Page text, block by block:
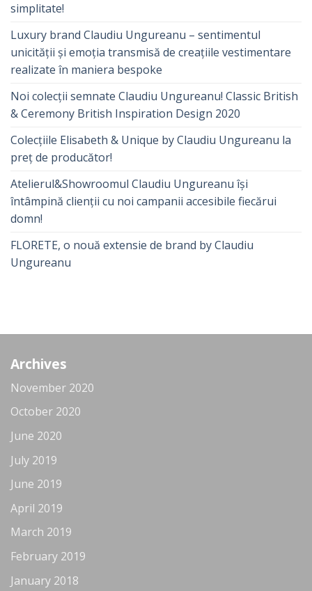
simplitate!
Luxury brand Claudiu Ungureanu – sentimentul
unicității și emoția transmisă de creațiile vestimentare
realizate în maniera bespoke
Noi colecții semnate Claudiu Ungureanu! Classic British
& Ceremony British Inspiration Design 2020
Colecțiile Elisabeth & Unique by Claudiu Ungureanu la
preț de producător!
Atelierul&Showroomul Claudiu Ungureanu își
întâmpină clienții cu noi campanii accesibile fiecărui
domn!
FLORETE, o nouă extensie de brand by Claudiu
Ungureanu
Archives
November 2020
October 2020
June 2020
July 2019
June 2019
April 2019
March 2019
February 2019
January 2018